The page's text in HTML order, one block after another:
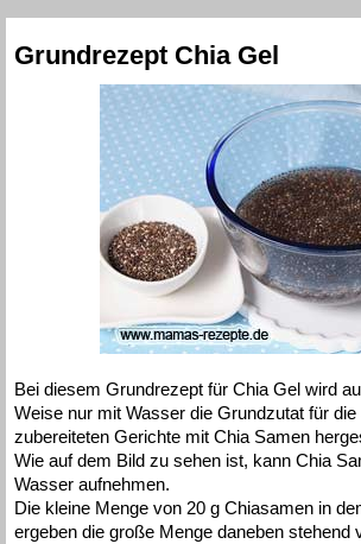
Grundrezept Chia Gel
Bei diesem Grundrezept für Chia Gel wird
Weise nur mit Wasser die Grundzutat für
zubereiteten Gerichte mit Chia Samen
Wie auf dem Bild zu sehen ist, kann Chia
Wasser aufnehmen.
Die kleine Menge von 20 g Chiasamen in
ergeben die große Menge daneben stehend